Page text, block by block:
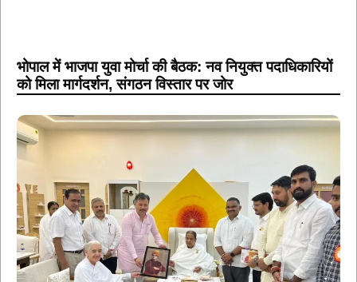
भोपाल में भाजपा युवा मोर्चा की बैठक: नव नियुक्त पदाधिकारियों
को मिला मार्गदर्शन, संगठन विस्तार पर जोर